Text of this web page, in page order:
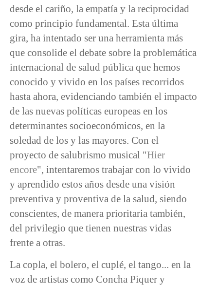
desde el cariño, la empatía y la reciprocidad
como principio fundamental. Esta última
gira, ha intentado ser una herramienta más
que consolide el debate sobre la problemática
internacional de salud pública que hemos
conocido y vivido en los países recorridos
hasta ahora, evidenciando también el impacto
de las nuevas políticas europeas en los
determinantes socioeconómicos, en la
soledad de los y las mayores. Con el
proyecto de salubrismo musical "Hier
encore", intentaremos trabajar con lo vivido
y aprendido estos años desde una visión
preventiva y proventiva de la salud, siendo
conscientes, de manera prioritaria también,
del privilegio que tienen nuestras vidas
frente a otras.
La copla, el bolero, el cuplé, el tango... en la
voz de artistas como Concha Piquer y